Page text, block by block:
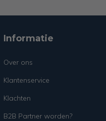
Informatie
Over ons
Klantenservice
Klachten
B2B Partner worden?